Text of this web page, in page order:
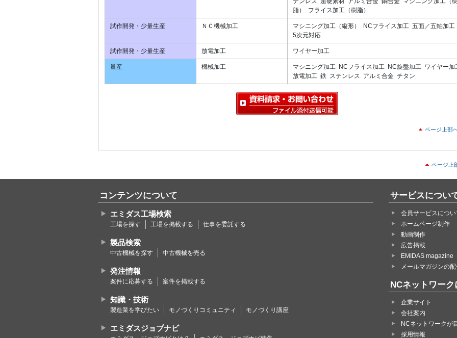
脂） フライス加工（樹脂）
試作開発・少量生産 ＮＣ機械加工
マシニング加工（縦形） NCフライス加工 五面／五軸加
5次元対応
試作開発・少量生産 放電加工 ワイヤー加工
量産 機械加工
マシニング加工 NCフライス加工 NC旋盤加工 ワイヤー
放電加工 鉄 ステンレス アルミ合金 チタン
ページ上部
ページ上
コンテンツについて
エミダス工場検索
工場を探す 工場を掲載する 仕事を委託する
製品検索
中古機械を探す 中古機械を売る
発注情報
案件に応募する 案件を掲載する
知識・技術
製造業を学びたい モノづくりコミュニティ モノづくり講座
エミダスジョブナビ
サービスについ
会員サービスにつ
ホームページ制作
動画制作
広告掲載
EMIDAS magazine
メールマガジンの
NCネットワーク
企業サイト
会社案内
NCネットワークが
採用情報